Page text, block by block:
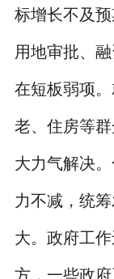
标增长不及
用地审批、
在短板弱项
老、住房等
大力气解决
力不减，统
大。政府工
方，一些政